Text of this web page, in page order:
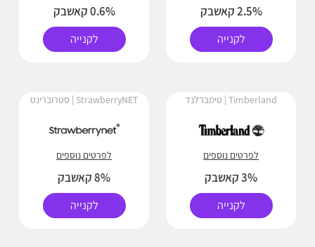
2.5% קאשבק
לקנייה
0.6% קאשבק
לקנייה
Timberland | טימברלנד
לפרטים נוספים
3% קאשבק
לקנייה
StrawberryNET | סטרוברינט
לפרטים נוספים
8% קאשבק
לקנייה